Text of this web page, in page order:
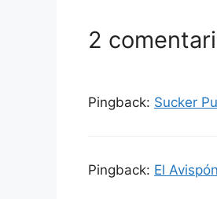
2
Pingback: Sucker
Pingback: El